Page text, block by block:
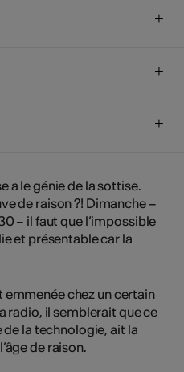
a le génie de la sottise.
de raison ?! Dimanche –
– il faut que l’impossible
et présentable car la
chez un certain
radio, il semblerait que ce
la technologie, ait la
de raison.